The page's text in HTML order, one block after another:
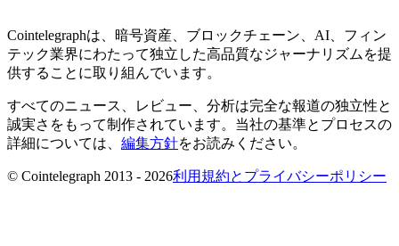
Cointelegraphは、暗号資産、ブロックチェーン、AI、フィン
テック業界にわたって独立した高品質なジャーナリズムを提
供することに取り組んでいます。
すべてのニュース、レビュー、分析は完全な報道の独立性と
誠実さをもって制作されています。当社の基準とプロセスの
詳細については、 編集方針をお読みください。
© Cointelegraph 2013 - 2026利用規約とプライバシーポリシー